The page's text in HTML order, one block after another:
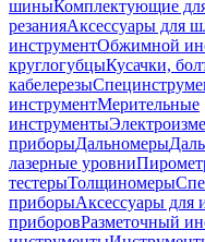
шиныКомплектующие
резанияАксессуары для
инструментОбжимной
круглогубцыКусачки,
кабелерезы
инструментМерительные
инструменты
приборыДальномеры
лазерные уровни
тестерыТолщиномеры
приборыАксессуары для
приборовРазметочный